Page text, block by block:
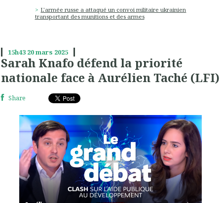
L'armée russe a attaqué un convoi militaire ukrainien
transportant des munitions et des armes
15h43 20mars 2025
Sarah Knafo défend la priorité
nationale face à Aurélien Taché (LFI)
Share